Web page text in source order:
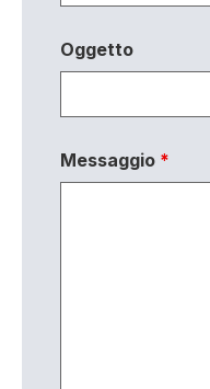
Oggetto
Messaggio *